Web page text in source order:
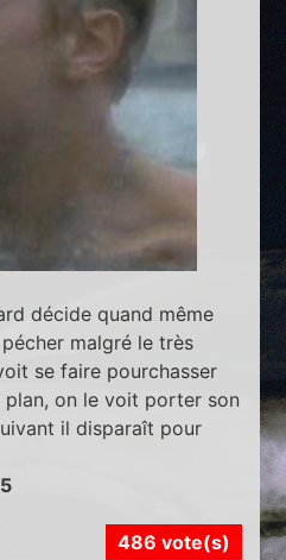
décide quand même
malgré le très
se faire pourchasser
plan, on le voit porter son
il disparaît pour
486 vote(s)